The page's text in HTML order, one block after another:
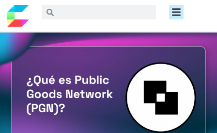
contenido
Buscar Menú